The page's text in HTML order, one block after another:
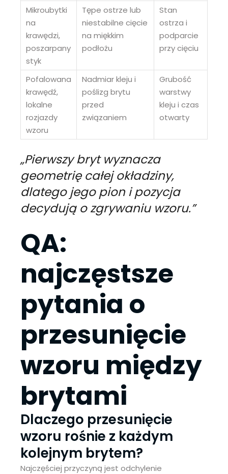
Mikroubytki
na
krawędzi,
poszarpany
styk
Tępe ostrze lub
niestabilne cięcie
na miękkim
podłożu
Stan
ostrza i
podparcie
przy cięciu
Pofalowana
krawędź,
lokalne
rozjazdy
wzoru
Nadmiar kleju i
poślizg brytu
przed
związaniem
Grubość
warstwy
kleju i czas
otwarty
„Pierwszy bryt wyznacza
geometrię całej okładziny,
dlatego jego pion i pozycja
decydują o zgrywaniu wzoru.”
QA:
najczęstsze
pytania o
przesunięcie
wzoru między
brytami
Dlaczego przesunięcie
wzoru rośnie z każdym
kolejnym brytem?
Najczęściej przyczyną jest odchylenie